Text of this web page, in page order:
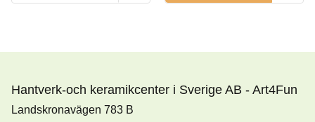
Hantverk-och keramikcenter i Sverige AB - Art4Fun
Landskronavägen 783 B